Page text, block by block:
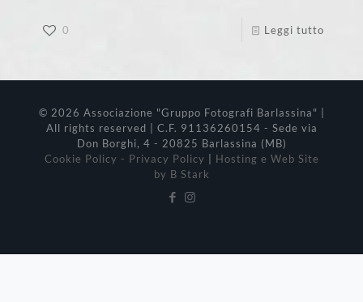
0 Leggi tutto
© 2026 Associazione "Gruppo Fotografi Barlassina" |
All rights reserved | C.F. 91136260154 - Sede via
Don Borghi, 4 - 20825 Barlassina (MB)
Cookie Policy - Privacy Policy
Hosting e Web Site
by B Stark